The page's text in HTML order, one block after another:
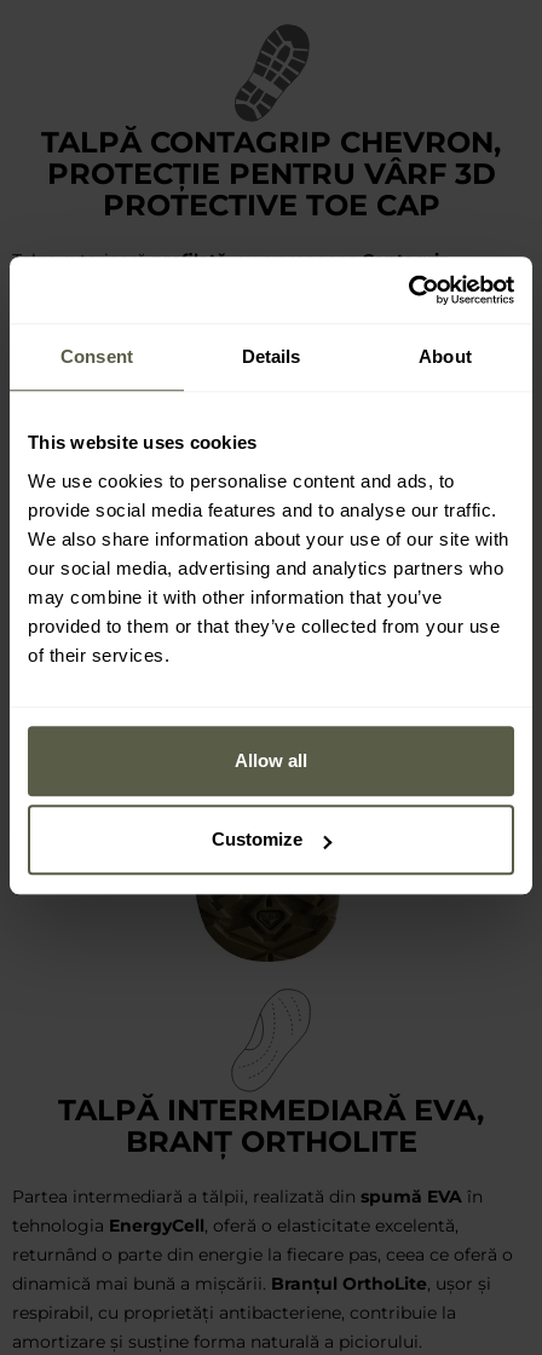
Consent Details About
This website uses cookies
We use cookies to personalise content and ads, to
provide social media features and to analyse our traffic.
We also share information about your use of our site with
our social media, advertising and analytics partners who
may combine it with other information that you’ve
provided to them or that they’ve collected from your use
of their services.
Allow all
Customize
TALPĂ CONTAGRIP CHEVRON,
PROTECȚIE PENTRU VÂRF 3D
PROTECTIVE TOE CAP
Talpa exterioară profilată, cu crampoaneContagrip
, asigură aderență pe diverse tipuri de suprafețe,
degetelor este oferită de întăritura din cauciuc
3D Protective
TALPĂ INTERMEDIARĂ EVA,
BRANȚ ORTHOLITE
Partea intermediară a tălpii, realizată din spumă EVA în
tehnologia EnergyCell, oferă o elasticitate excelentă,
returnând o parte din energie la fiecare pas, ceea ce oferă o
dinamică mai bună a mișcării. Branțul OrthoLite, ușor și
respirabil, cu proprietăți antibacteriene, contribuie la
amortizare și susține forma naturală a piciorului.